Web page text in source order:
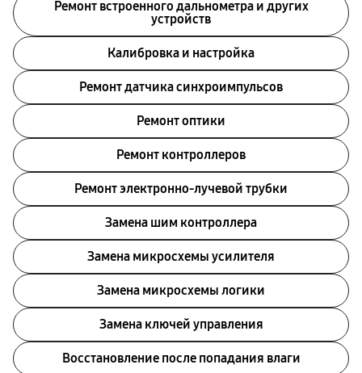
Ремонт встроенного дальнометра и других
устройств
Калибровка и настройка
Ремонт датчика синхроимпульсов
Ремонт оптики
Ремонт контроллеров
Ремонт электронно-лучевой трубки
Замена шим контроллера
Замена микросхемы усилителя
Замена микросхемы логики
Замена ключей управления
Восстановление после попадания влаги